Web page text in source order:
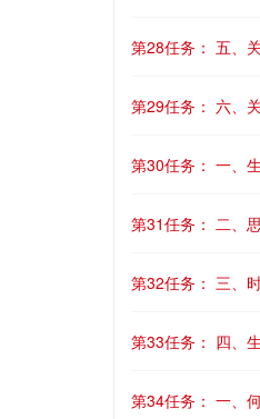
第28任务： 五、
第29任务： 六、
第30任务： 一、
第31任务： 二、
第32任务： 三、
第33任务： 四、
第34任务： 一、